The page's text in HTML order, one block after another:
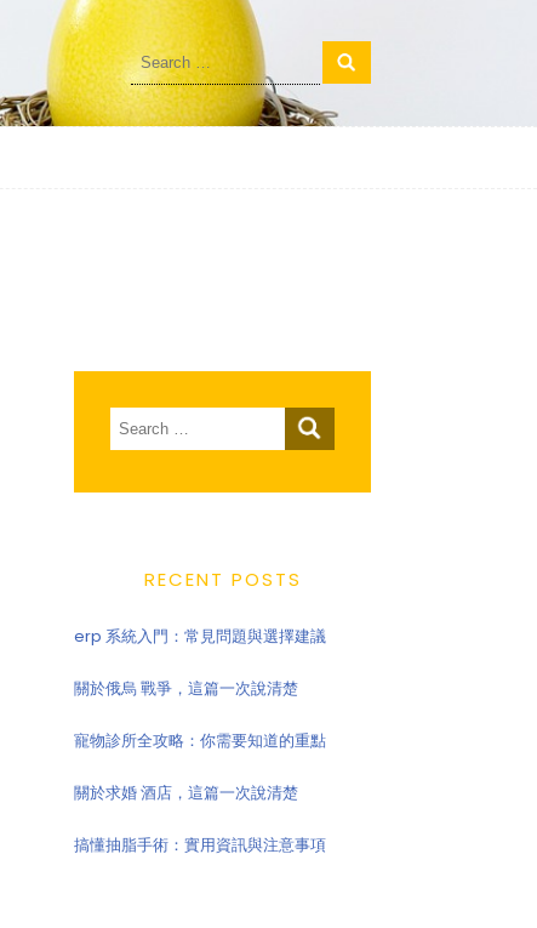
Search
for:
Search
for:
RECENT POSTS
erp 系統入門：常見問題與選擇建議
關於俄烏 戰爭，這篇一次說清楚
寵物診所全攻略：你需要知道的重點
關於求婚 酒店，這篇一次說清楚
搞懂抽脂手術：實用資訊與注意事項